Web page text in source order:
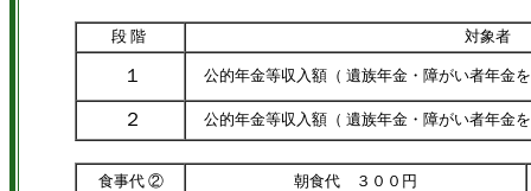
段 階 対象者
１ 公的年金等収入額（ 遺族年金・障がい者年金
２ 公的年金等収入額（ 遺族年金・障がい者年金
食事代 ② 朝食代 ３００円